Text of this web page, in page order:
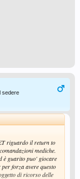
sedere
riguardo il return to
mediche.
è guarito puo' giocare
forza avere questo
di ricorso delle